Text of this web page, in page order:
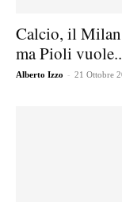
Calcio, il
ma Pioli
Alberto Izzo - 21 Ottobre